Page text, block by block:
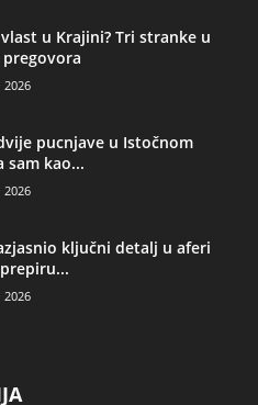
u Krajini? Tri stranke u
2026
pucnjave u Istočnom
sam kao...
2026
ključni detalj u aferi
2026